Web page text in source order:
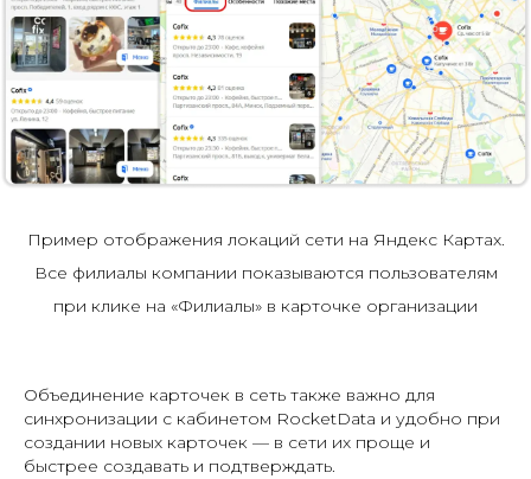
Пример отображения локаций сети на Яндекс Картах.
Все филиалы компании показываются пользователям
при клике на «Филиалы» в карточке организации
Объединение карточек в сеть также важно для
синхронизации с кабинетом RoсketData и удобно при
создании новых карточек — в сети их проще и
быстрее создавать и подтверждать.